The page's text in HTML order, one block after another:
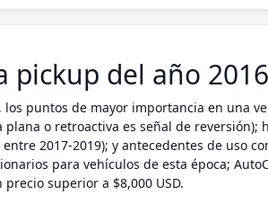
pickup del año 2016
puntos de mayor importancia en una
o retroactiva es señal de reversión);
2017-2019); y antecedentes de uso
para vehículos de esta época;
precio superior a $8,000 USD.